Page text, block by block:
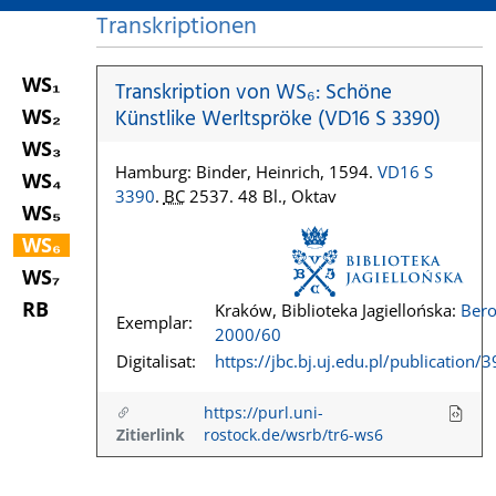
WS₁
WS₂
WS₃
WS₄
WS₅
WS₆
WS₇
RB
Transkriptionen
Transkription von WS₆: Schöne
Künstlike Werltspröke (VD16 S 3390)
Hamburg: Binder, Heinrich, 1594. VD16 S
3390. BC2537. 48 Bl., Oktav
Exemplar:
Kraków, Biblioteka Jagiellońska:
2000/60
Digitalisat:
https://jbc.bj.uj.edu.pl/publication/
Zitierlink
https://purl.uni-
rostock.de/wsrb/tr6-ws6